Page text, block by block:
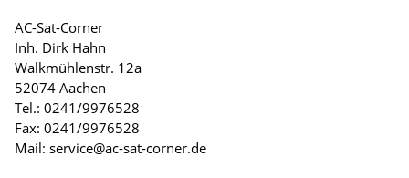
AC-Sat-Corner
Inh. Dirk Hahn
Walkmühlenstr. 12a
52074 Aachen
Tel.: 0241/9976528
Fax: 0241/9976528
Mail: service@ac-sat-corner.de